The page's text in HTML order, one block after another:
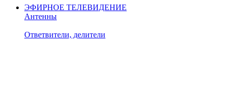
ЭФИРНОЕ ТЕЛЕВИДЕНИЕ
Антенны
Ответвители, делители